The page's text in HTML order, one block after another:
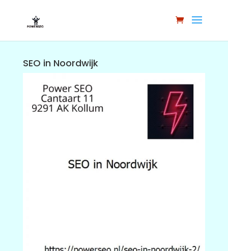
SEO in Noordwijk